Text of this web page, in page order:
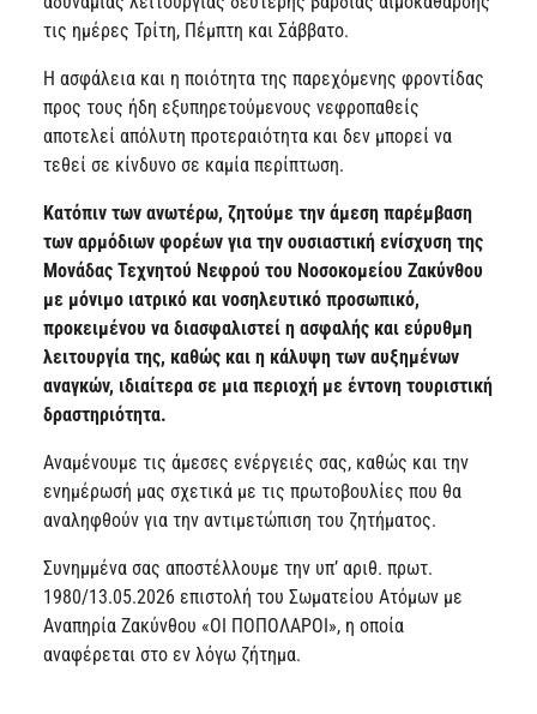
τις ημέρες Τρίτη, Πέμπτη και Σάββατο.
Η ασφάλεια και η ποιότητα της παρεχόμενης φροντίδας
προς τους ήδη εξυπηρετούμενους νεφροπαθείς
αποτελεί απόλυτη προτεραιότητα και δεν μπορεί να
τεθεί σε κίνδυνο σε καμία περίπτωση.
Κατόπιν των ανωτέρω, ζητούμε την άμεση παρέμβαση
των αρμόδιων φορέων για την ουσιαστική ενίσχυση της
Μονάδας Τεχνητού Νεφρού του Νοσοκομείου Ζακύνθου
με μόνιμο ιατρικό και νοσηλευτικό προσωπικό,
προκειμένου να διασφαλιστεί η ασφαλής και εύρυθμη
λειτουργία της, καθώς και η κάλυψη των αυξημένων
αναγκών, ιδιαίτερα σε μια περιοχή με έντονη τουριστική
δραστηριότητα.
Αναμένουμε τις άμεσες ενέργειές σας, καθώς και την
ενημέρωσή μας σχετικά με τις πρωτοβουλίες που θα
αναληφθούν για την αντιμετώπιση του ζητήματος.
Συνημμένα σας αποστέλλουμε την υπ’ αριθ. πρωτ.
1980/13.05.2026 επιστολή του Σωματείου Ατόμων με
Αναπηρία Ζακύνθου «ΟΙ ΠΟΠΟΛΑΡΟΙ», η οποία
αναφέρεται στο εν λόγω ζήτημα.